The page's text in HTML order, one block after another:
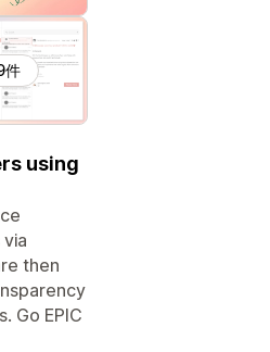
件
using
then
Go EPIC